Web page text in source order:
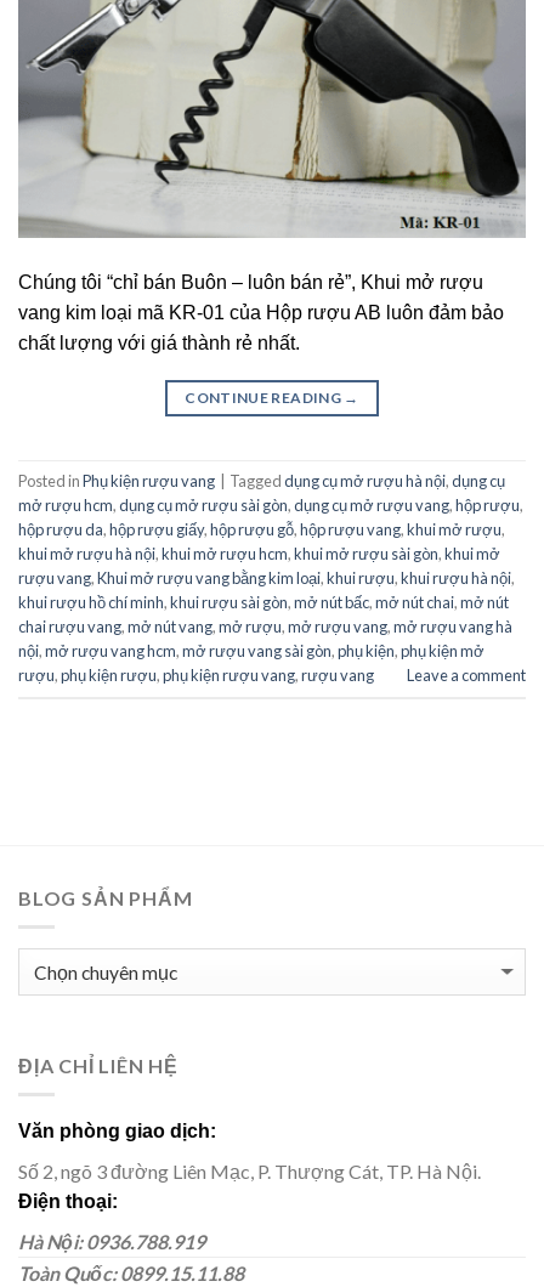
Chúng tôi “chỉ bán Buôn – luôn bán rẻ”, Khui mở rượu
vang kim loại mã KR-01 của Hộp rượu AB luôn đảm bảo
chất lượng với giá thành rẻ nhất.
CONTINUE READING →
Posted inPhụ kiện rượu vang Taggeddụng cụ mở rượu hà nội,dụng cụ
mở rượu hcm,dụng cụ mở rượu sài gòn,dụng cụ mở rượu vang,hộp rượu,
hộp rượu da,hộp rượu giấy,hộp rượu gỗ,hộp rượu vang,khui mở rượu,
khui mở rượu hà nội,khui mở rượu hcm,khui mở rượu sài gòn,khui mở
rượu vang,Khui mở rượu vang bằng kim loại,khui rượu,khui rượu hà nội,
khui rượu hồ chí minh,khui rượu sài gòn,mở nút bấc,mở nút chai,mở nút
chai rượu vang,mở nút vang,mở rượu,mở rượu vang,mở rượu vang hà
nội,mở rượu vang hcm,mở rượu vang sài gòn,phụ kiện,phụ kiện mở
rượu,phụ kiện rượu,phụ kiện rượu vang,rượu vang Leave a comment
BLOG SẢN PHẨM
BLOG
SẢN
ĐỊA CHỈ LIÊN HỆ
Văn phòng giao dịch:
Số 2, ngõ 3 đường Liên Mạc, P. Thượng Cát, TP. Hà Nội.
Điện thoại:
Hà Nội: 0936.788.919
Toàn Quốc: 0899.15.11.88